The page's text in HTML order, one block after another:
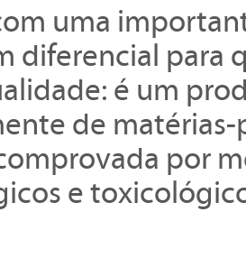
uma
diferencial para
é um
de
por
e